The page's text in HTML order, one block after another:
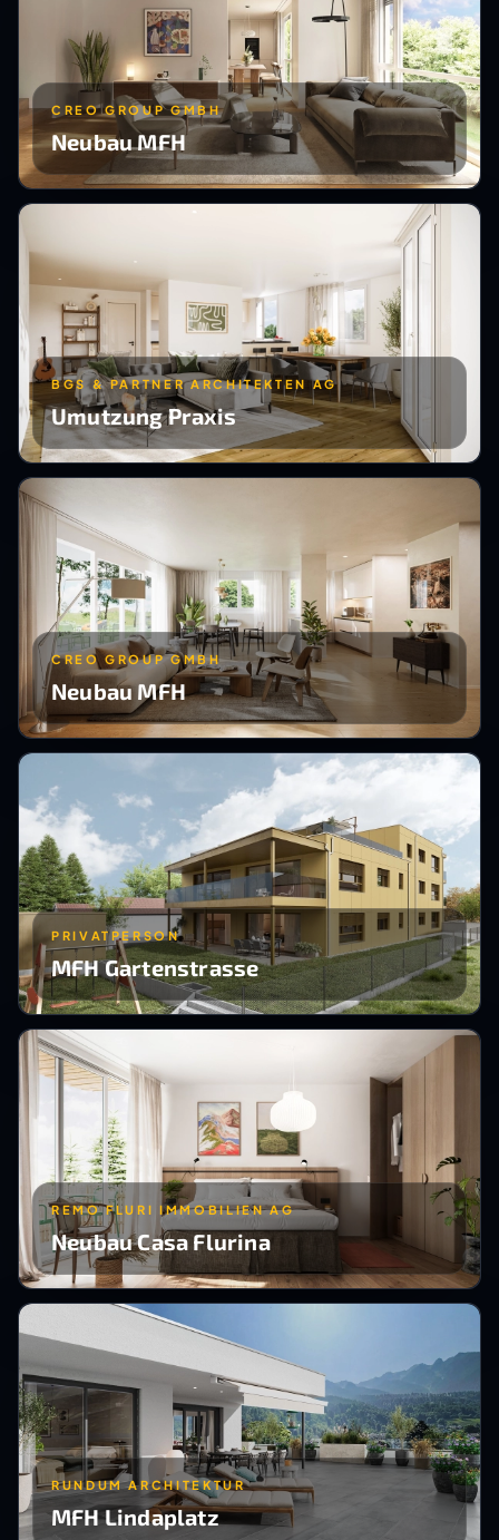
CREO GROUP GMBH
Neubau MFH
BGS & PARTNER ARCHITEKTEN AG
Umutzung Praxis
CREO GROUP GMBH
Neubau MFH
PRIVATPERSON
MFH Gartenstrasse
REMO FLURI IMMOBILIEN AG
Neubau Casa Flurina
RUNDUM ARCHITEKTUR
MFH Lindaplatz